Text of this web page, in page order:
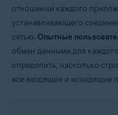
Операционные системы:
Microsoft Windows 10 Home
разрядная версия
Microsoft Windows 8.1 / Pro /
Microsoft Windows 7 Home
отношении каждого
устанавливающего
сетью. Опытные
обмен данными для
определить, насколько
все входящие и исходящие